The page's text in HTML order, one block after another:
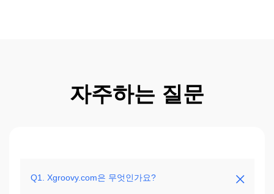
자주하는 질문
Q1. Xgroovy.com은 무엇인가요?